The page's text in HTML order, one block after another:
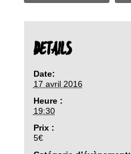
DETAILS
Date:
17 avril 2016
Heure :
19:30
Prix :
5€